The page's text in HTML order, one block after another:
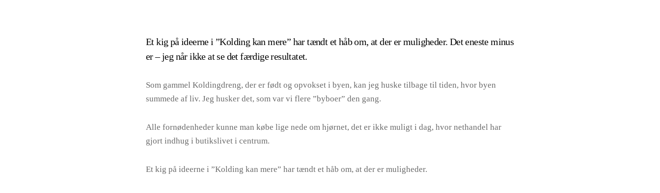
Et kig på ideerne i ”Kolding kan mere” har tændt et håb om, at der er muligheder. Det eneste minus
er – jeg når ikke at se det færdige resultatet.
Som gammel Koldingdreng, der er født og opvokset i byen, kan jeg huske tilbage til tiden, hvor byen
summede af liv. Jeg husker det, som var vi flere ”byboer” den gang.
Alle fornødenheder kunne man købe lige nede om hjørnet, det er ikke muligt i dag, hvor nethandel har
gjort indhug i butikslivet i centrum.
Et kig på ideerne i ”Kolding kan mere” har tændt et håb om, at der er muligheder.